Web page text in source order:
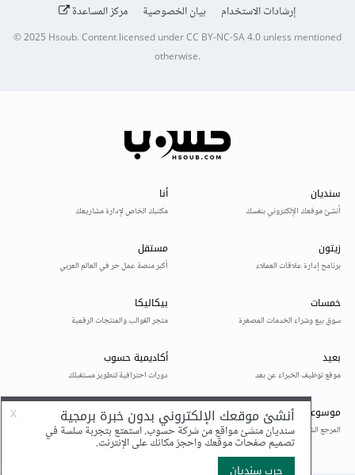
إرشادات الاستخدام
بيان الخصوصية مركز المساعدة
© 2025Hsoub.Content licensed underCC BY-NC-SA 4.0unless mentioned
otherwise.